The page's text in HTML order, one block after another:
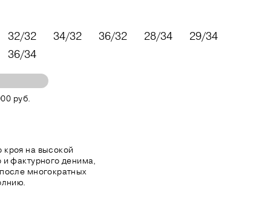
32/32 34/32 36/32 28/34
29/34
36/34
руб.
на высокой
фактурного денима,
многократных